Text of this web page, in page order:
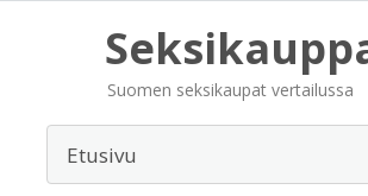
Suomen seksikaupat vertailussa